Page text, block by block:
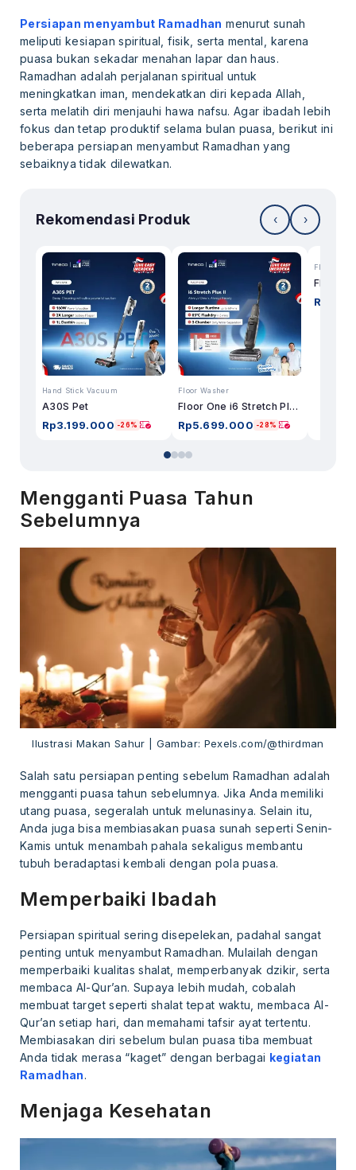
Persiapan menyambut Ramadhan menurut sunah
meliputi kesiapan spiritual, fisik, serta mental, karena
puasa bukan sekadar menahan lapar dan haus.
Ramadhan adalah perjalanan spiritual untuk
meningkatkan iman, mendekatkan diri kepada Allah,
serta melatih diri menjauhi hawa nafsu. Agar ibadah lebih
fokus dan tetap produktif selama bulan puasa, berikut ini
beberapa persiapan menyambut Ramadhan yang
sebaiknya tidak dilewatkan.
Rekomendasi Produk ‹ ›
Hand Stick Vacuum
A30S Pet
Rp3.199.000 -26%
Floor Washer
Floor One i6 Stretch Plus II
Rp5.699.000 -28%
Floor
Rp
Mengganti Puasa Tahun
Sebelumnya
Ilustrasi Makan Sahur | Gambar: Pexels.com/@thirdman
Salah satu persiapan penting sebelum Ramadhan adalah
mengganti puasa tahun sebelumnya. Jika Anda memiliki
utang puasa, segeralah untuk melunasinya. Selain itu,
Anda juga bisa membiasakan puasa sunah seperti Senin-
Kamis untuk menambah pahala sekaligus membantu
tubuh beradaptasi kembali dengan pola puasa.
Memperbaiki Ibadah
Persiapan spiritual sering disepelekan, padahal sangat
penting untuk menyambut Ramadhan. Mulailah dengan
memperbaiki kualitas shalat, memperbanyak dzikir, serta
membaca Al-Qur’an. Supaya lebih mudah, cobalah
membuat target seperti shalat tepat waktu, membaca Al-
Qur’an setiap hari, dan memahami tafsir ayat tertentu.
Membiasakan diri sebelum bulan puasa tiba membuat
Anda tidak merasa “kaget” dengan berbagai kegiatan
Ramadhan.
Menjaga Kesehatan